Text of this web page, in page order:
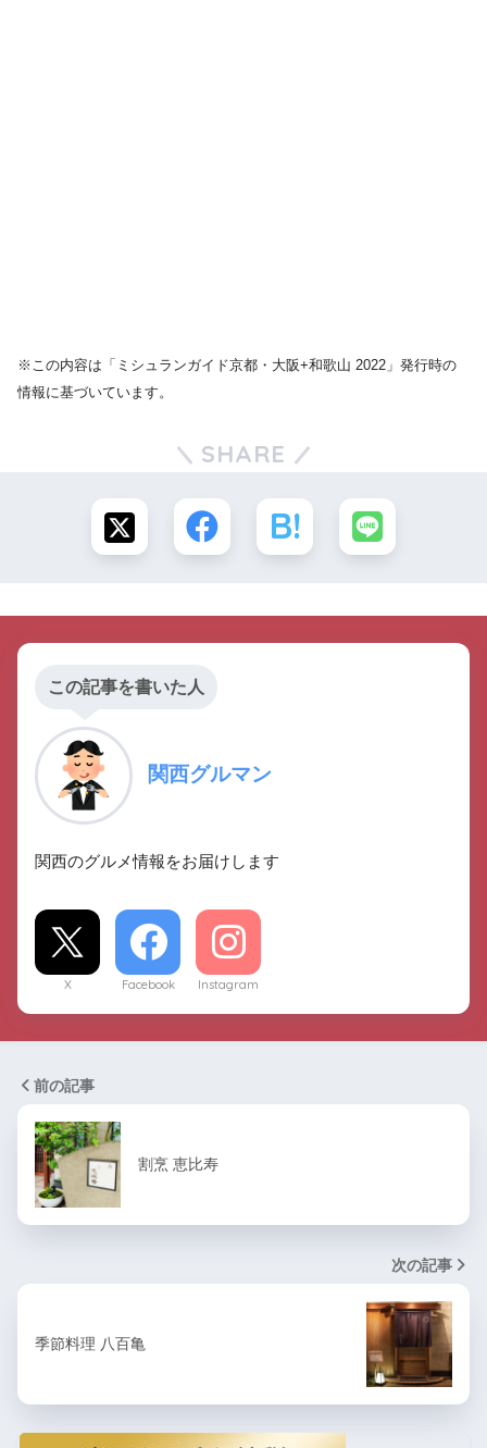
※この内容は「ミシュランガイド京都・大阪+和歌山 2022」発行時の
情報に基づいています。
SHARE
この記事を書いた人
関西グルマン
関西のグルメ情報をお届けします
X Facebook Instagram
前の記事
割烹 恵比寿
次の記事
季節料理 八百亀